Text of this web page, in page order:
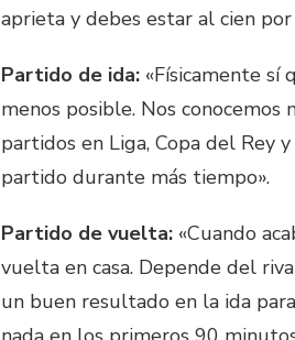
aprieta y debes estar al cien
Partido de ida: «Físicamente sí
menos posible. Nos conocemos
partidos en Liga, Copa del Rey
partido durante más tiempo».
Partido de vuelta: «Cuando
vuelta en casa. Depende del
un buen resultado en la ida